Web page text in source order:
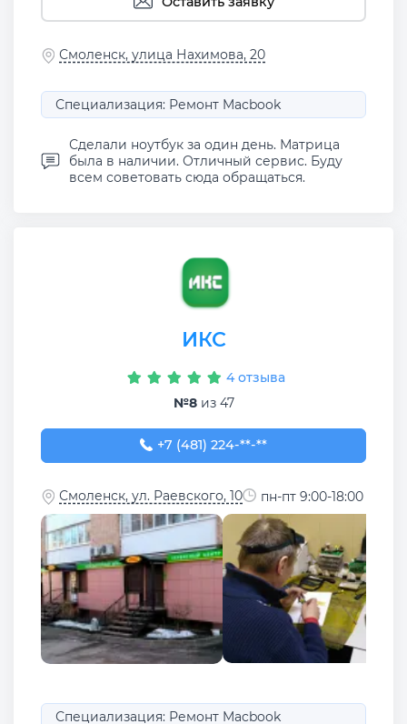
Смоленск, улица Нахимова, 20
Специализация: Ремонт Macbook
Сделали ноутбук за один день. Матрица
была в наличии. Отличный сервис. Буду
всем советовать сюда обращаться.
ИКС
4 отзыва
№8из 47
+7 (481) 224-03-76
+7 (481) 224-**-**
Смоленск, ул. Раевского, 10 пн-пт 9:00-18:00
Специализация: Ремонт Macbook